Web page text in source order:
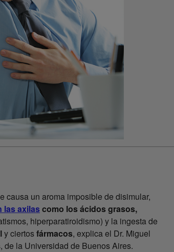
causa un aroma imposible de disimular,
las axilascomo los ácidos grasos,
hiperparatiroidismo) y la ingesta de
y ciertosfármacos, explica el Dr. Miguel
la Universidad de Buenos Aires.